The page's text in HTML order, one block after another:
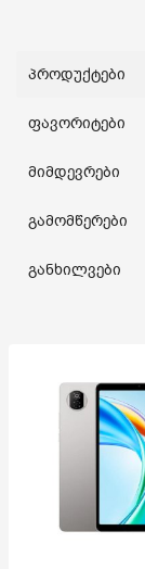
საბავშვო
პროდუქტები
ფავორიტები
მიმდევრები
გამომწერები
განხილვები